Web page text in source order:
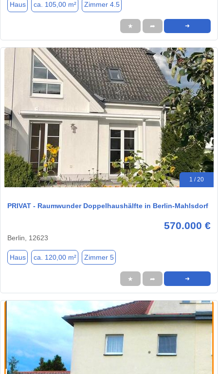
Haus ca. 105,00 m² Zimmer 4.5
★ ➦ ➜
1 / 20
PRIVAT - Raumwunder Doppelhaushälfte in Berlin-Mahlsdorf
570.000 €
Berlin, 12623
Haus ca. 120,00 m² Zimmer 5
★ ➦ ➜